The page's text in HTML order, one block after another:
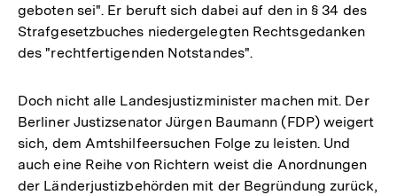
geboten sei". Er beruft sich dabei auf den in § 34 des
Strafgesetzbuches niedergelegten Rechtsgedanken
des "rechtfertigenden Notstandes".
Doch nicht alle Landesjustizminister machen mit. Der
Berliner Justizsenator Jürgen Baumann (FDP) weigert
sich, dem Amtshilfeersuchen Folge zu leisten. Und
auch eine Reihe von Richtern weist die Anordnungen
der Länderjustizbehörden mit der Begründung zurück,